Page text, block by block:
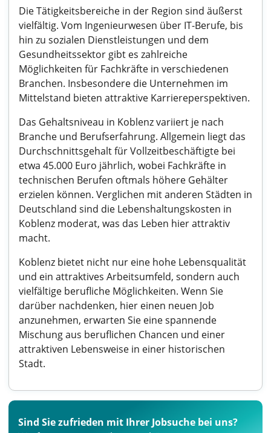
Die Tätigkeitsbereiche in der Region sind äußerst
vielfältig. Vom Ingenieurwesen über IT-Berufe, bis
hin zu sozialen Dienstleistungen und dem
Gesundheitssektor gibt es zahlreiche
Möglichkeiten für Fachkräfte in verschiedenen
Branchen. Insbesondere die Unternehmen im
Mittelstand bieten attraktive Karriereperspektiven.
Das Gehaltsniveau in Koblenz variiert je nach
Branche und Berufserfahrung. Allgemein liegt das
Durchschnittsgehalt für Vollzeitbeschäftigte bei
etwa 45.000 Euro jährlich, wobei Fachkräfte in
technischen Berufen oftmals höhere Gehälter
erzielen können. Verglichen mit anderen Städten in
Deutschland sind die Lebenshaltungskosten in
Koblenz moderat, was das Leben hier attraktiv
macht.
Koblenz bietet nicht nur eine hohe Lebensqualität
und ein attraktives Arbeitsumfeld, sondern auch
vielfältige berufliche Möglichkeiten. Wenn Sie
darüber nachdenken, hier einen neuen Job
anzunehmen, erwarten Sie eine spannende
Mischung aus beruflichen Chancen und einer
attraktiven Lebensweise in einer historischen
Stadt.
Sind Sie zufrieden mit Ihrer Jobsuche bei uns?